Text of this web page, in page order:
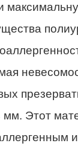
мм. Этот